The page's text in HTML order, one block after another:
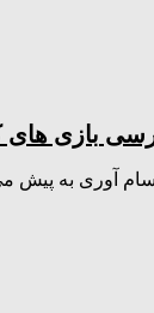
به پیش می